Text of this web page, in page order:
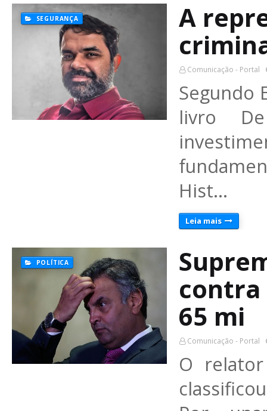
SEGURANÇA
A
Comunicação - Portal
Segundo
livro
Hist…
Leia mais
POLÍTICA
contra
65 mi
Comunicação - Portal
O